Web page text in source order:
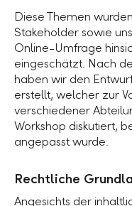
Diese Themen
Stakeholder sowie
Online-Umfrage
eingeschätzt. Nach
haben wir den
erstellt, welcher zur
verschiedener
Workshop diskutiert,
angepasst wurde.
Rechtliche
Angesichts der